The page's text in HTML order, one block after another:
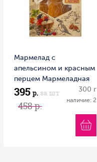
Мармелад с
апельсином и красным
перцем Мармеладная
сказка 300 г
395 р. за шт
458 р.
300 г
наличие: 2